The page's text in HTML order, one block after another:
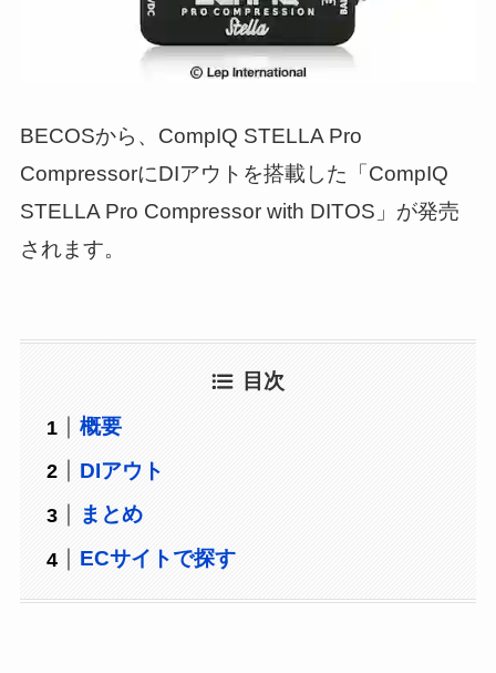
BECOSから、CompIQ STELLA Pro
CompressorにDIアウトを搭載した「CompIQ
STELLA Pro Compressor with DITOS」が発売
されます。
目次
概要
DIアウト
まとめ
ECサイトで探す